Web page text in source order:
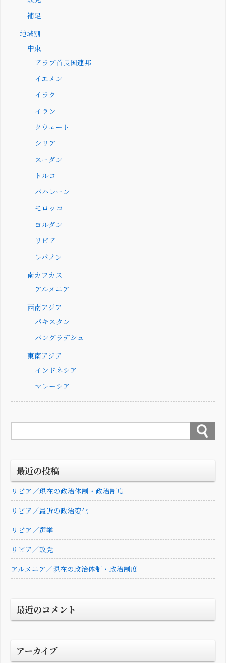
補足
地域別
中東
アラブ首長国連邦
イエメン
イラク
イラン
クウェート
シリア
スーダン
トルコ
バハレーン
モロッコ
ヨルダン
リビア
レバノン
南カフカス
アルメニア
西南アジア
パキスタン
バングラデシュ
東南アジア
インドネシア
マレーシア
最近の投稿
リビア／現在の政治体制・政治制度
リビア／最近の政治変化
リビア／選挙
リビア／政党
アルメニア／現在の政治体制・政治制度
最近のコメント
アーカイブ